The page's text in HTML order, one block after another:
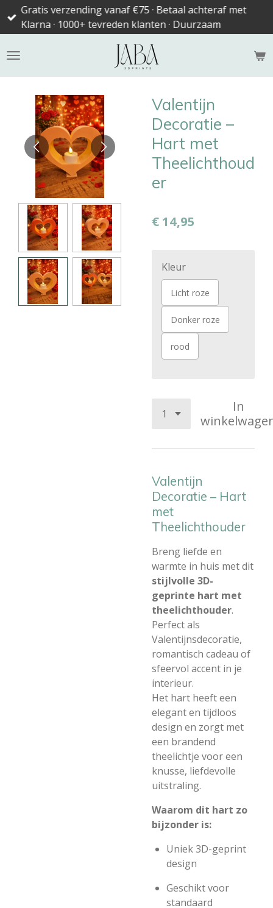
Ga
direct
de
Gratis verzending vanaf €75 · Betaal achteraf met
Klarna · 1000+ tevreden klanten · Duurzaam
Valentijn
Decoratie –
Hart met
Theelichthoud
er
€ 14,95
Kleur
Licht roze
Donker roze
rood
In
Valentijn
Decoratie – Hart
met
Theelichthouder
Breng liefde en
warmte in huis met dit
stijlvolle 3D-
geprinte hart met
theelichthouder.
Perfect als
Valentijnsdecoratie,
romantisch cadeau of
sfeervol accent in je
interieur.
Het hart heeft een
elegant en tijdloos
design en zorgt met
een brandend
theelichtje voor een
knusse, liefdevolle
uitstraling.
Waarom dit hart zo
bijzonder is:
Uniek 3D-geprint
design
Geschikt voor
standaard